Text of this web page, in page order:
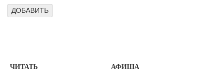
ЧИТАТЬ АФИША